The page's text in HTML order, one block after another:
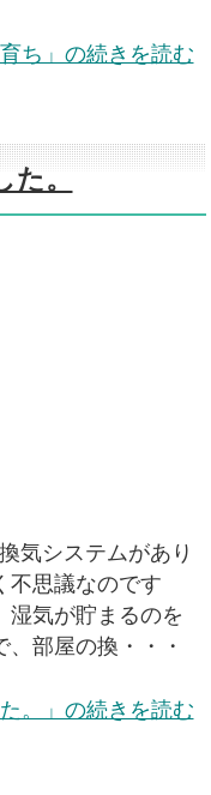
ち」の続きを読む
。
気システムがあり
不思議なのです
気が貯まるのを
部屋の換・・・
。」の続きを読む